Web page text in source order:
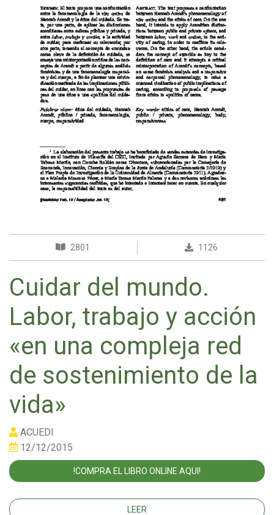
2801 1126
Cuidar del mundo.
Labor, trabajo y acción
«en una compleja red
de sostenimiento de la
vida»
ACUEDI
12/12/2015
!COMPRA EL LIBRO ONLINE AQUI!
LEER